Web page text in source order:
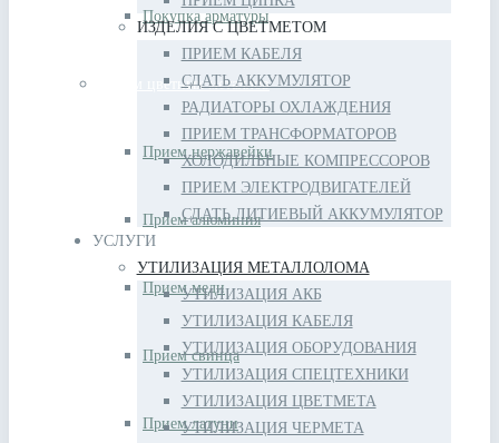
Покупка арматуры
Прием цветных металлов
Прием нержавейки
Прием алюминия
Прием меди
Прием свинца
Прием латуни
ИЗДЕЛИЯ С ЦВЕТМЕТОМ
ПРИЕМ КАБЕЛЯ
СДАТЬ АККУМУЛЯТОР
РАДИАТОРЫ ОХЛАЖДЕНИЯ
ПРИЕМ ТРАНСФОРМАТОРОВ
ХОЛОДИЛЬНЫЕ КОМПРЕССОРОВ
ПРИЕМ ЭЛЕКТРОДВИГАТЕЛЕЙ
СДАТЬ ЛИТИЕВЫЙ АККУМУЛЯТОР
УСЛУГИ
УТИЛИЗАЦИЯ МЕТАЛЛОЛОМА
УТИЛИЗАЦИЯ АКБ
УТИЛИЗАЦИЯ КАБЕЛЯ
УТИЛИЗАЦИЯ ОБОРУДОВАНИЯ
УТИЛИЗАЦИЯ СПЕЦТЕХНИКИ
УТИЛИЗАЦИЯ ЦВЕТМЕТА
УТИЛИЗАЦИЯ ЧЕРМЕТА